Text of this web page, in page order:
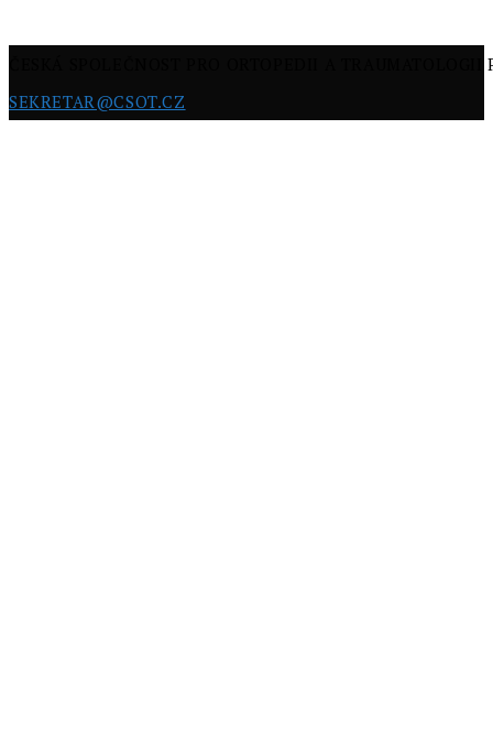
ČESKÁ SPOLEČNOST PRO ORTOPEDII A
SEKRETAR@CSOT.CZ